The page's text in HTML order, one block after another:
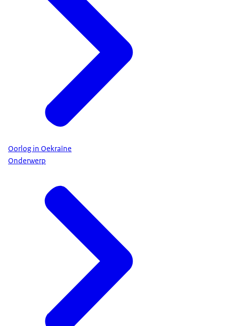
Oorlog in Oekraïne
Onderwerp